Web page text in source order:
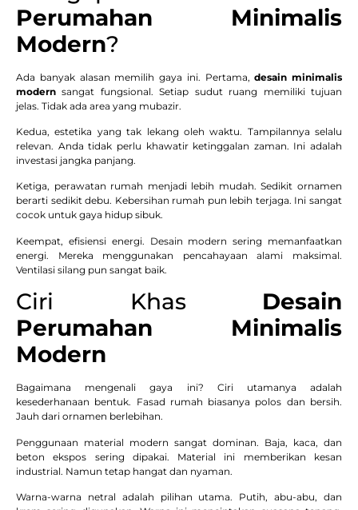
Perumahan Minimalis
Modern?
Ada banyak alasan memilih gaya ini. Pertama,desain minimalis
modern sangat fungsional. Setiap sudut ruang memiliki tujuan
jelas. Tidak ada area yang mubazir.
Kedua, estetika yang tak lekang oleh waktu. Tampilannya selalu
relevan. Anda tidak perlu khawatir ketinggalan zaman. Ini adalah
investasi jangka panjang.
Ketiga, perawatan rumah menjadi lebih mudah. Sedikit ornamen
berarti sedikit debu. Kebersihan rumah pun lebih terjaga. Ini sangat
cocok untuk gaya hidup sibuk.
Keempat, efisiensi energi. Desain modern sering memanfaatkan
energi. Mereka menggunakan pencahayaan alami maksimal.
Ventilasi silang pun sangat baik.
Ciri Khas Desain
Perumahan Minimalis
Modern
Bagaimana mengenali gaya ini? Ciri utamanya adalah
kesederhanaan bentuk. Fasad rumah biasanya polos dan bersih.
Jauh dari ornamen berlebihan.
Penggunaan material modern sangat dominan. Baja, kaca, dan
beton ekspos sering dipakai. Material ini memberikan kesan
industrial. Namun tetap hangat dan nyaman.
Warna-warna netral adalah pilihan utama. Putih, abu-abu, dan